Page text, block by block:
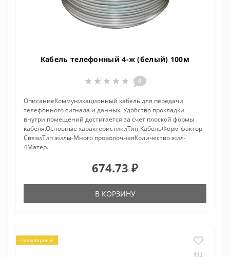
Кабель телефонный 4-ж (белый) 100м
0
ОписаниеКоммуникационный кабель для передачи
телефонного сигнала и данных. Удобство прокладки
внутри помещений достигается за счет плоской формы
кабеля.Основные характеристикиТип-КабельФорм-фактор-
СвязиТип жилы-Много проволочнаяКоличество жил-
4Матер..
674.73 ₽
В КОРЗИНУ
Популярный